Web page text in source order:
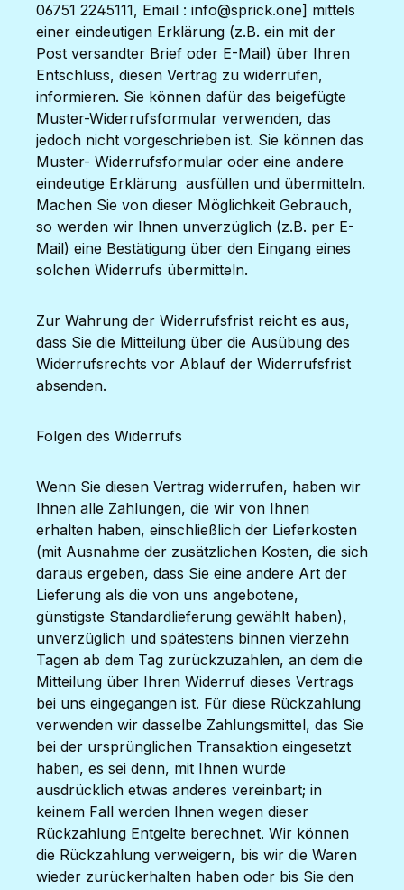
06751 2245111, Email : info@sprick.one] mittels
einer eindeutigen Erklärung (z.B. ein mit der
Post versandter Brief oder E-Mail) über Ihren
Entschluss, diesen Vertrag zu widerrufen,
informieren. Sie können dafür das beigefügte
Muster-Widerrufsformular verwenden, das
jedoch nicht vorgeschrieben ist. Sie können das
Muster- Widerrufsformular oder eine andere
eindeutige Erklärung ausfüllen und übermitteln.
Machen Sie von dieser Möglichkeit Gebrauch,
so werden wir Ihnen unverzüglich (z.B. per E-
Mail) eine Bestätigung über den Eingang eines
solchen Widerrufs übermitteln.
Zur Wahrung der Widerrufsfrist reicht es aus,
dass Sie die Mitteilung über die Ausübung des
Widerrufsrechts vor Ablauf der Widerrufsfrist
absenden.
Folgen des Widerrufs
Wenn Sie diesen Vertrag widerrufen, haben wir
Ihnen alle Zahlungen, die wir von Ihnen
erhalten haben, einschließlich der Lieferkosten
(mit Ausnahme der zusätzlichen Kosten, die sich
daraus ergeben, dass Sie eine andere Art der
Lieferung als die von uns angebotene,
günstigste Standardlieferung gewählt haben),
unverzüglich und spätestens binnen vierzehn
Tagen ab dem Tag zurückzuzahlen, an dem die
Mitteilung über Ihren Widerruf dieses Vertrags
bei uns eingegangen ist. Für diese Rückzahlung
verwenden wir dasselbe Zahlungsmittel, das Sie
bei der ursprünglichen Transaktion eingesetzt
haben, es sei denn, mit Ihnen wurde
ausdrücklich etwas anderes vereinbart; in
keinem Fall werden Ihnen wegen dieser
Rückzahlung Entgelte berechnet. Wir können
die Rückzahlung verweigern, bis wir die Waren
wieder zurückerhalten haben oder bis Sie den